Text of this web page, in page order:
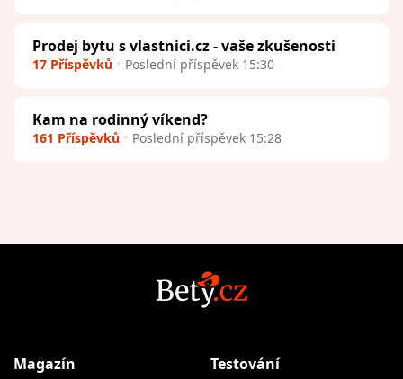
Prodej bytu s vlastnici.cz - vaše zkušenosti
17 Příspěvků Poslední příspěvek 15:30
Kam na rodinný víkend?
161 Příspěvků Poslední příspěvek 15:28
Magazín Testování